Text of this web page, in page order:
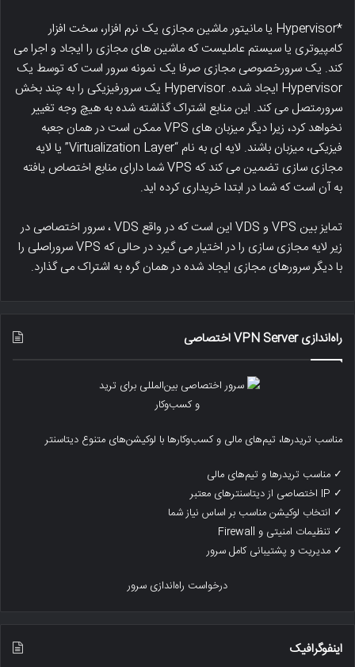
*Hypervisor یا مانیتور ماشین مجازی یک نرم افزار، سخت افزار
کامپیوتری یا سیستم عاملیست که ماشین های مجازی را ایجاد و اجرا می
کند. یک سرورخصوصی مجازی صرفا یک نمونه سرور است که توسط یک
Hypervisor ایجاد شده. Hypervisor یک سرورفیزیکی را به چند بخش
سرورمتصل می کند. این منابع اشتراک گذاشته شده به هیچ وجه تغییر
نخواهد کرد، زیرا دیگر میزبان های VPS ممکن است در همان جعبه
فیزیکی، میزبان باشند. لایه ای به نام “Virtualization Layer” یا لایه
مجازی سازی تضمین می کند که VPS شما دارای منابع اختصاص یافته
به آن است که شما در ابتدا خریداری کرده اید.
تمایز بین VPS و VDS این است که در واقع VDS ، سرور اختصاصی در
زیر لایه مجازی سازی را در اختیار می گیرد در حالی که VPS سروراصلی را
با دیگر سرورهای مجازی ایجاد شده در همان گره به اشتراک می گذارد.
راه‌اندازی VPN Server اختصاصی
مناسب تریدرها، تیم‌های مالی و کسب‌وکارها با لوکیشن‌های متنوع دیتاسنتر
✓ مناسب تریدرها و تیم‌های مالی
✓ IP اختصاصی از دیتاسنترهای معتبر
✓ انتخاب لوکیشن مناسب بر اساس نیاز شما
✓ تنظیمات امنیتی و Firewall
✓ مدیریت و پشتیبانی کامل سرور
درخواست راه‌اندازی سرور
اینفوگرافیک